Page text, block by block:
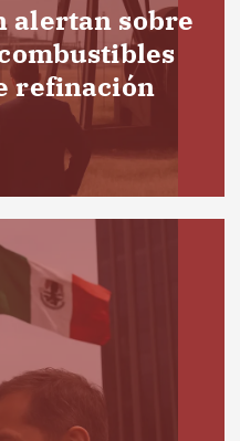
alertan sobre
refinación